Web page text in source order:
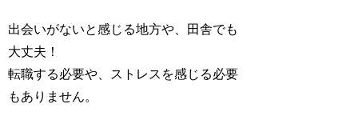
出会いがないと感じる地方や、田舎でも
大丈夫！
転職する必要や、ストレスを感じる必要
もありません。